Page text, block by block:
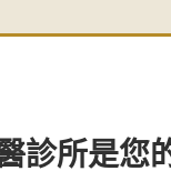
診所是您